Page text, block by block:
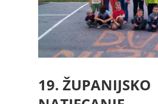
19. ŽUPANIJSKO